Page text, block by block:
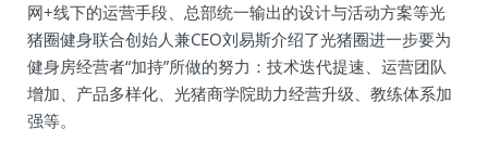
网+线下的运营手段、总部统一输出的设计与活动方案等光
猪圈健身联合创始人兼CEO刘易斯介绍了光猪圈进一步要为
健身房经营者“加持”所做的努力：技术迭代提速、运营团队
增加、产品多样化、光猪商学院助力经营升级、教练体系加
强等。